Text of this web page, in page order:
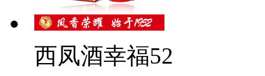
西凤酒幸福52